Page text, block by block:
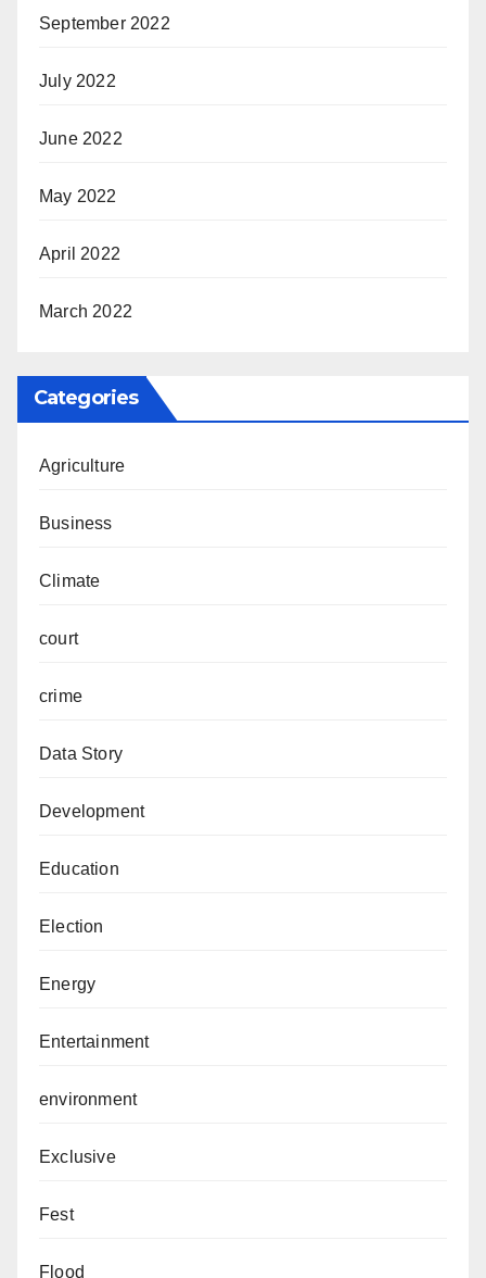
September 2022
July 2022
June 2022
May 2022
April 2022
March 2022
Categories
Agriculture
Business
Climate
court
crime
Data Story
Development
Education
Election
Energy
Entertainment
environment
Exclusive
Fest
Flood